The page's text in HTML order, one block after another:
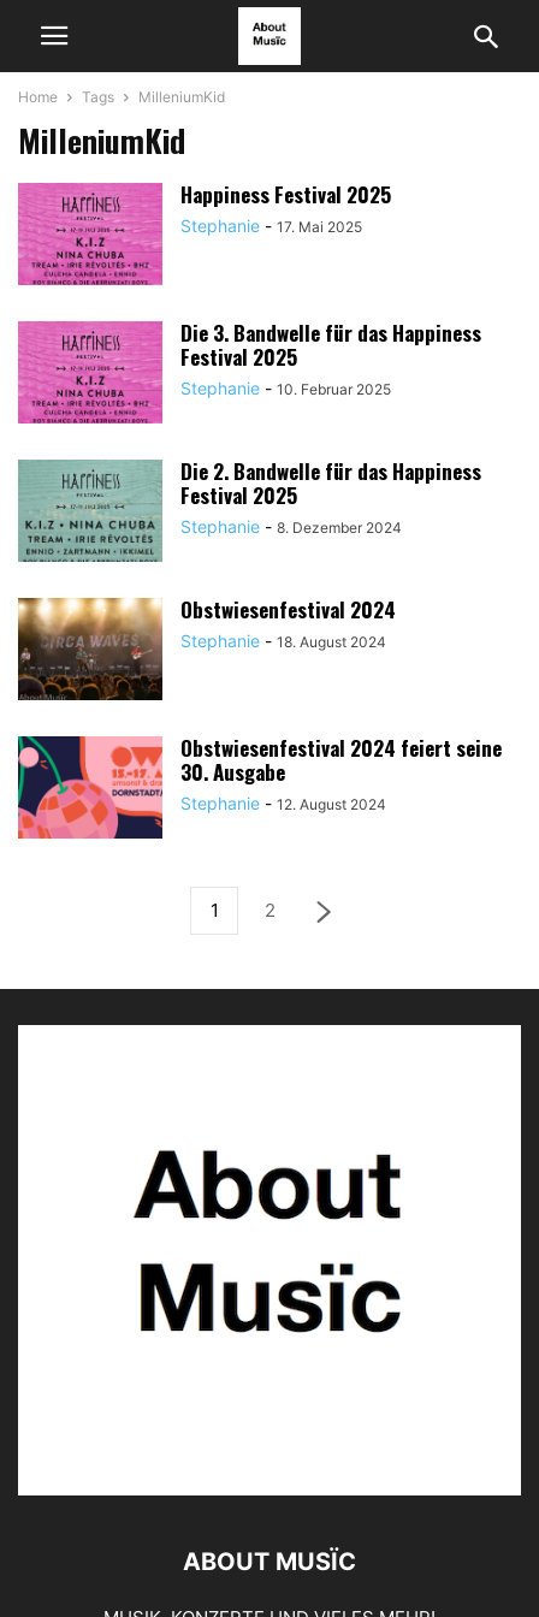
Home Tags MilleniumKid
MilleniumKid
Happiness Festival 2025
Stephanie - 17. Mai 2025
Die 3. Bandwelle für das Happiness
Festival 2025
Stephanie - 10. Februar 2025
Die 2. Bandwelle für das Happiness
Festival 2025
Stephanie - 8. Dezember 2024
Obstwiesenfestival 2024
Stephanie - 18. August 2024
Obstwiesenfestival 2024 feiert seine
30. Ausgabe
Stephanie - 12. August 2024
1 2
ABOUT MUSÏC